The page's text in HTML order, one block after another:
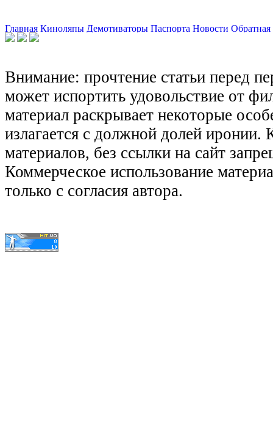
Главная Киноляпы Демотиваторы Паспорта Новости Обратная
Внимание: прочтение статьи перед
может испортить удовольствие от
материал раскрывает некоторые
излагается с должной долей иронии.
материалов, без ссылки на сайт
Коммерческое использование
только с согласия автора.